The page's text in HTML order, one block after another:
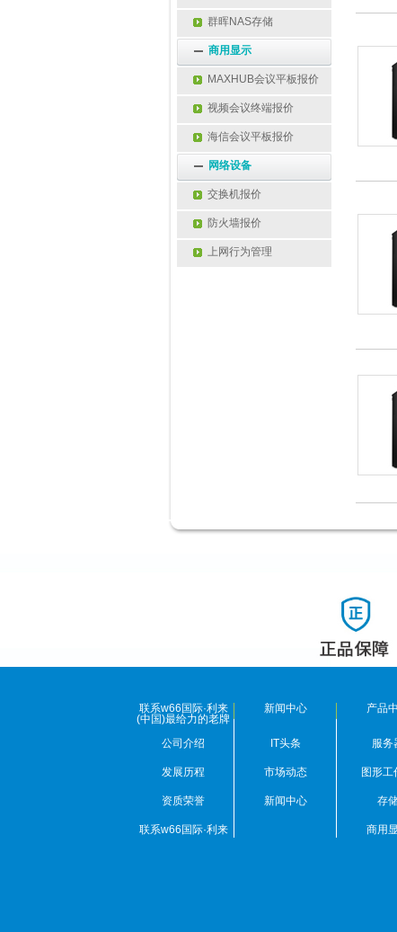
群晖NAS存储
商用显示
MAXHUB会议平板报价
视频会议终端报价
海信会议平板报价
网络设备
交换机报价
防火墙报价
上网行为管理
联系w66国际·利来
(中国)最给力的老牌
公司介绍
发展历程
资质荣誉
联系w66国际·利来
新闻中心
IT头条
市场动态
新闻中心
产品
服务
图形工
存
商用